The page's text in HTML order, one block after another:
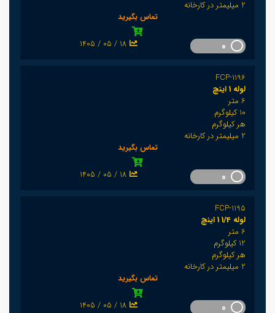
2 میلیمتر در کارخانه
تماس بگیرید
1405 / 05 / 18
FCP-1196
لوله 1 اینچ
6 متر
10 کیلوگرم
هر کیلوگرم
2 میلیمتر در کارخانه
تماس بگیرید
1405 / 05 / 18
FCP-1195
لوله 1/4 1 اینچ
6 متر
12 کیلوگرم
هر کیلوگرم
2 میلیمتر در کارخانه
تماس بگیرید
1405 / 05 / 18